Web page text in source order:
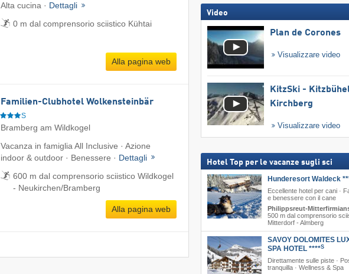
Alta cucina · Dettagli
0 m dal comprensorio sciistico Kühtai
Alla pagina web
Familien-Clubhotel Wolkensteinbär
S
Bramberg am Wildkogel
Vacanza in famiglia All Inclusive · Azione
indoor & outdoor · Benessere · Dettagli
600 m dal comprensorio sciistico Wildkogel
- Neukirchen/​Bramberg
Alla pagina web
Video
Plan de Corones
Visualizzare video
KitzSki -
Kirchberg
Visualizzare video
Hotel Top per le vacanze sugli sci
Hunderesort Waldeck
Eccellente hotel per cani ·
e benessere con il cane
Philippsreut-
500 m dal comprensorio
Mitterdorf - Almberg
SAVOY DOLOMITES
SPA HOTEL ****S
Direttamente sulle piste ·
tranquilla · Wellness & Spa